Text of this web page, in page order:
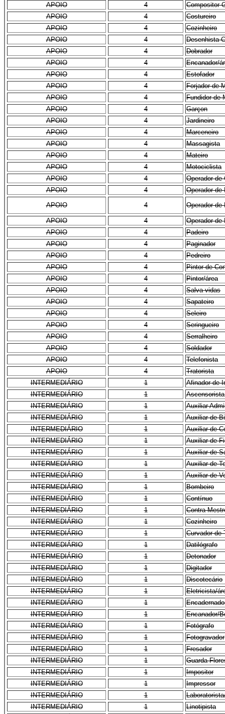
APOIO 4
Compositor
APOIO
4
Costureiro
APOIO
4
Cozinheiro
APOIO
4
Desenhista
APOIO
4
Dobrador
APOIO
4
Encanador/
APOIO
4
Estofador
APOIO
4
Forjador de
APOIO
4
Fundidor de
APOIO
4
Garçon
APOIO
4
Jardineiro
APOIO
4
Marceneiro
APOIO
4
Massagista
APOIO
4
Mateiro
APOIO
4
Motociclista
APOIO
4
Operador de
APOIO
4
Operador de
APOIO
4 Operador de
APOIO 4
Operador de
APOIO
4
Padeiro
APOIO
4
Paginador
APOIO
4
Pedreiro
APOIO
4
Pintor de
APOIO
4
Pintor/área
APOIO
4
Salva-vidas
APOIO
4
Sapateiro
APOIO
4
Seleiro
APOIO
4
Seringueiro
APOIO
4
Serralheiro
APOIO
4
Soldador
APOIO
4
Telefonista
APOIO
4
Tratorista
INTERMEDIÁRIO
1
Afinador de
INTERMEDIÁRIO
1
Ascensorista
INTERMEDIÁRIO
1
Auxiliar
INTERMEDIÁRIO
1
Auxiliar de
INTERMEDIÁRIO
1
Auxiliar de
INTERMEDIÁRIO
1
Auxiliar de
INTERMEDIÁRIO
1
Auxiliar de
INTERMEDIÁRIO
1
Auxiliar de
INTERMEDIÁRIO
1
Auxiliar de
INTERMEDIÁRIO
1
Bombeiro
INTERMEDIÁRIO
1
Contínuo
INTERMEDIÁRIO
1
Contra-
INTERMEDIÁRIO
1
Cozinheiro
INTERMEDIÁRIO
1
Curvador de
INTERMEDIÁRIO
1
Datilógrafo
INTERMEDIÁRIO
1
Detonador
INTERMEDIÁRIO
1
Digitador
INTERMEDIÁRIO
1
Discotecário
INTERMEDIÁRIO
1
Eletricista/
INTERMEDIÁRIO
1
INTERMEDIÁRIO
1
Encanador/
INTERMEDIÁRIO
1
Fotógrafo
INTERMEDIÁRIO
1
Fotogravador
INTERMEDIÁRIO
1
Fresador
INTERMEDIÁRIO
1
Guarda
INTERMEDIÁRIO
1
Impositor
INTERMEDIÁRIO
1
Impressor
INTERMEDIÁRIO
1
INTERMEDIÁRIO
1
Linotipista